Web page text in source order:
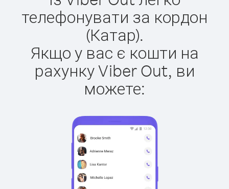
телефонувати за кордон
(Катар).
Якщо у вас є кошти на
рахунку Viber Out, ви
можете: